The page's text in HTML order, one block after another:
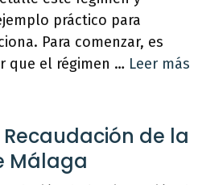
práctico para
Para comenzar, es
que el régimen … Leer más
de la
Málaga